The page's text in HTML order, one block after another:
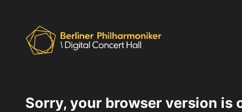
Sorry, your browser version is